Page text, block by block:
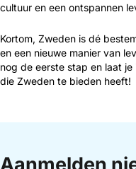
cultuur en een ontspannen
Kortom, Zweden is dé
en een nieuwe manier van
nog de eerste stap en laat
die Zweden te bieden heeft!